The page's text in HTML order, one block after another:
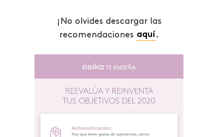
¡No olvides descargar las
recomendaciones aquí .